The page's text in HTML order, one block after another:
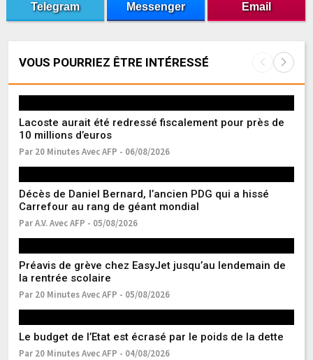
Telegram Messenger Email
VOUS POURRIEZ ÊTRE INTÉRESSÉ
Lacoste aurait été redressé fiscalement pour près de
10 millions d’euros
Par 20 Minutes Avec AFP - 06/08/2026
Décès de Daniel Bernard, l’ancien PDG qui a hissé
Carrefour au rang de géant mondial
Par A.V. Avec AFP - 05/08/2026
Préavis de grève chez EasyJet jusqu’au lendemain de
la rentrée scolaire
Par 20 Minutes Avec AFP - 05/08/2026
Le budget de l’Etat est écrasé par le poids de la dette
Par 20 Minutes Avec AFP - 04/08/2026